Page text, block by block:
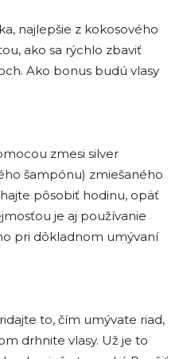
najlepšie z kokosového
ako sa rýchlo zbaviť
Ako bonus budú vlasy
zmesi silver
šampónu) zmiešaného
pôsobiť hodinu, opäť
je aj používanie
pri dôkladnom umývaní
to, čím umývate riad,
drhnite vlasy. Už je to